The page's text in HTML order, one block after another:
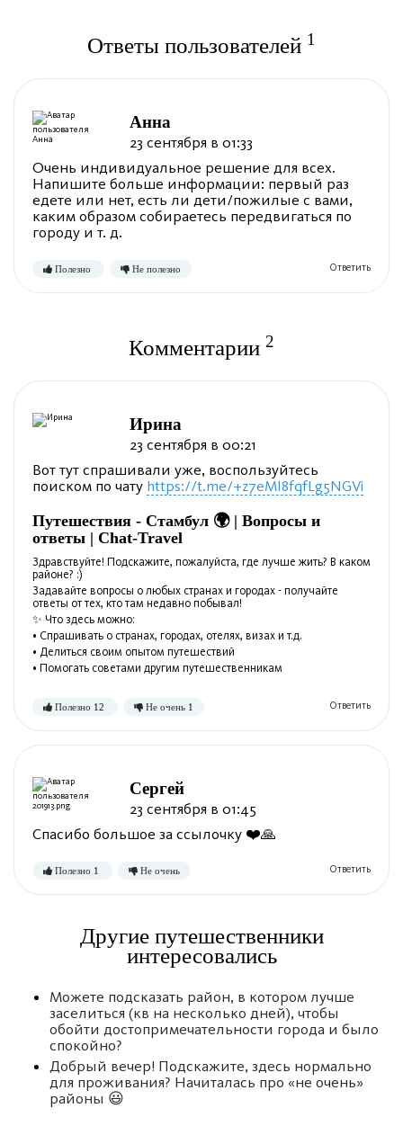
Ответы пользователей 1
Анна
23 сентября в 01:33
Очень индивидуальное решение для всех.
Напишите больше информации: первый раз
едете или нет, есть ли дети/пожилые с вами,
каким образом собираетесь передвигаться по
городу и т. д.
Комментарии 2
Ирина
23 сентября в 00:21
Вот тут спрашивали уже, воспользуйтесь
поиском по чату https://t.me/+z7eMI8fqfLg5NGVi
Путешествия - Стамбул 🌍 | Вопросы и
ответы | Chat-Travel
Здравствуйте! Подскажите, пожалуйста, где лучше жить? В каком
районе? :)
Задавайте вопросы о любых странах и городах - получайте
ответы от тех, кто там недавно побывал!
✨ Что здесь можно:
• Спрашивать о странах, городах, отелях, визах и т.д.
• Делиться своим опытом путешествий
• Помогать советами другим путешественникам
Сергей
23 сентября в 01:45
Спасибо большое за ссылочку ❤️🙏
Другие путешественники
интересовались
Можете подсказать район, в котором лучше
заселиться (кв на несколько дней), чтобы
обойти достопримечательности города и было
спокойно?
Добрый вечер! Подскажите, здесь нормально
для проживания? Начиталась про «не очень»
районы 😃